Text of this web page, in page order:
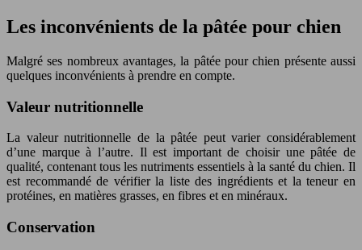
Les inconvénients de la pâtée pour chien
Malgré ses nombreux avantages, la pâtée pour chien présente aussi
quelques inconvénients à prendre en compte.
Valeur nutritionnelle
La valeur nutritionnelle de la pâtée peut varier considérablement
d’une marque à l’autre. Il est important de choisir une pâtée de
qualité, contenant tous les nutriments essentiels à la santé du chien. Il
est recommandé de vérifier la liste des ingrédients et la teneur en
protéines, en matières grasses, en fibres et en minéraux.
Conservation